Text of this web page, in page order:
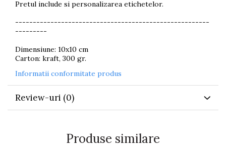
Pretul include si personalizarea etichetelor.
-------------------------------------------------------
---------
Dimensiune: 10x10 cm
Carton: kraft, 300 gr.
Informatii conformitate produs
Review-uri (0)
Produse similare